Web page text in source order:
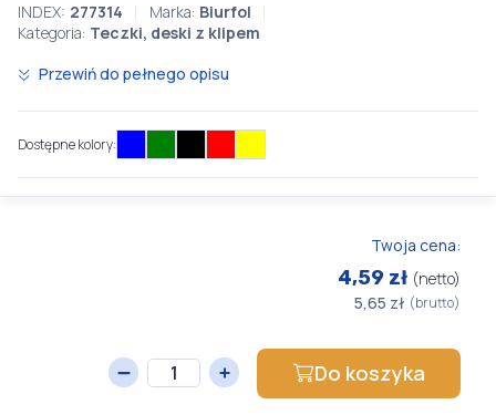
INDEX: 277314 Marka: Biurfol
Kategoria: Teczki, deski z klipem
Przewiń do pełnego opisu
Dostępne kolory:
Twoja cena:
4,59 zł (netto)
5,65 zł (brutto)
Do koszyka